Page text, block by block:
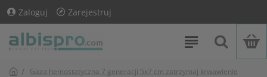
Zaloguj Zarejestruj
Gaza hemostatyczna 7 generacji 5x7 cm zatrzymaj krwawienie